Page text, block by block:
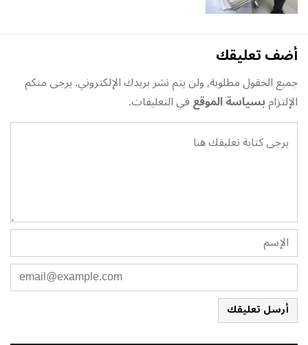
أضف تعليقك
جميع الحقول مطلوبة, ولن يتم نشر بريدك الإلكتروني. يرجى منكم
الإلتزامبسياسة الموقعفي التعليقات.
أرسل تعليقك